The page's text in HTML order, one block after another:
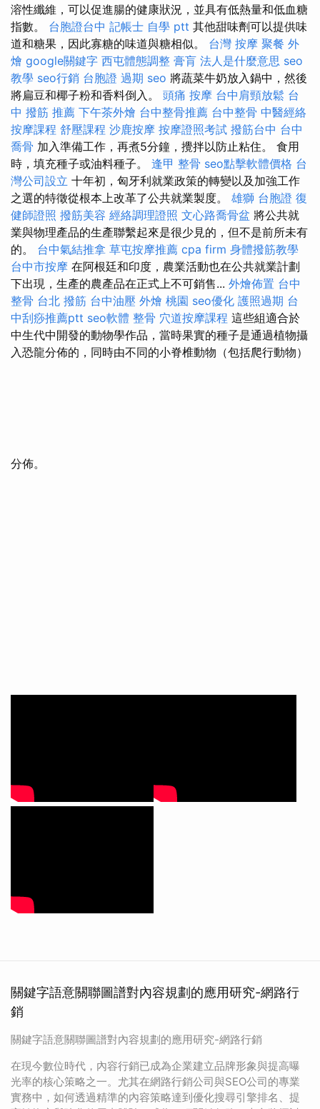
溶性纖維，可以促進腸的健康狀況，並具有低熱量和低血糖
指數。 台胞證台中 記帳士 自學 ptt 其他甜味劑可以提供味
道和糖果，因此寡糖的味道與糖相似。 台灣 按摩 聚餐 外
燴 google關鍵字 西屯體態調整 膏肓 法人是什麼意思 seo
教學 seo行銷 台胞證 過期 seo 將蔬菜牛奶放入鍋中，然後
將扁豆和椰子粉和香料倒入。 頭痛 按摩 台中肩頸放鬆 台
中 撥筋 推薦 下午茶外燴 台中整骨推薦 台中整骨 中醫經絡
按摩課程 舒壓課程 沙鹿按摩 按摩證照考試 撥筋台中 台中
喬骨 加入準備工作，再煮5分鐘，攪拌以防止粘住。 食用
時，填充種子或油料種子。 逢甲 整骨 seo點擊軟體價格 台
灣公司設立 十年初，匈牙利就業政策的轉變以及加強工作
之選的特徵從根本上改革了公共就業製度。 雄獅 台胞證 復
健師證照 撥筋美容 經絡調理證照 文心路喬骨盆 將公共就
業與物理產品的生產聯繫起來是很少見的，但不是前所未有
的。 台中氣結推拿 草屯按摩推薦 cpa firm 身體撥筋教學
台中市按摩 在阿根廷和印度，農業活動也在公共就業計劃
下出現，生產的農產品在正式上不可銷售... 外燴佈置 台中
整骨 台北 撥筋 台中油壓 外燴 桃園 seo優化 護照過期 台
中刮痧推薦ptt seo軟體 整骨 穴道按摩課程 這些組適合於
中生代中開發的動物學作品，當時果實的種子是通過植物攝
入恐龍分佈的，同時由不同的小脊椎動物（包括爬行動物）
分佈。
關鍵字語意關聯圖譜對內容規劃的應用研究-網路行
銷
關鍵字語意關聯圖譜對內容規劃的應用研究-網路行銷
在現今數位時代，內容行銷已成為企業建立品牌形象與提高曝
光率的核心策略之一。尤其在網路行銷公司與SEO公司的專業
實務中，如何透過精準的內容策略達到優化搜尋引擎排名、提